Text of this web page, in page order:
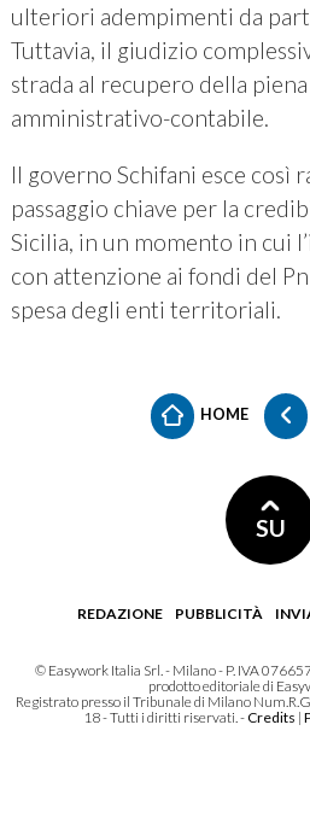
ulteriori adempimenti da
Tuttavia, il giudizio
strada al recupero della
amministrativo-contabile.
Il governo Schifani esce così
passaggio chiave per la
Sicilia, in un momento in cui
con attenzione ai fondi del
spesa degli enti territoriali.
HOME
SU
REDAZIONE PUBBLICITÀ
© Easywork Italia Srl. - Milano - P. IVA
prodotto editoriale di
Registrato presso il Tribunale di Milano
18 - Tutti i diritti riservati. -Credits |